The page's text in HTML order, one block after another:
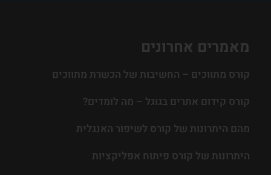
מאמרים אחרונים
קורס מתווכים – החשיבות של הכשרת מתווכים
קורס קידום אתרים בגוגל – מה לומדים?
מהם היתרונות של קורס לשיפור האנגלית
היתרונות של קורס פיתוח אפליקציות